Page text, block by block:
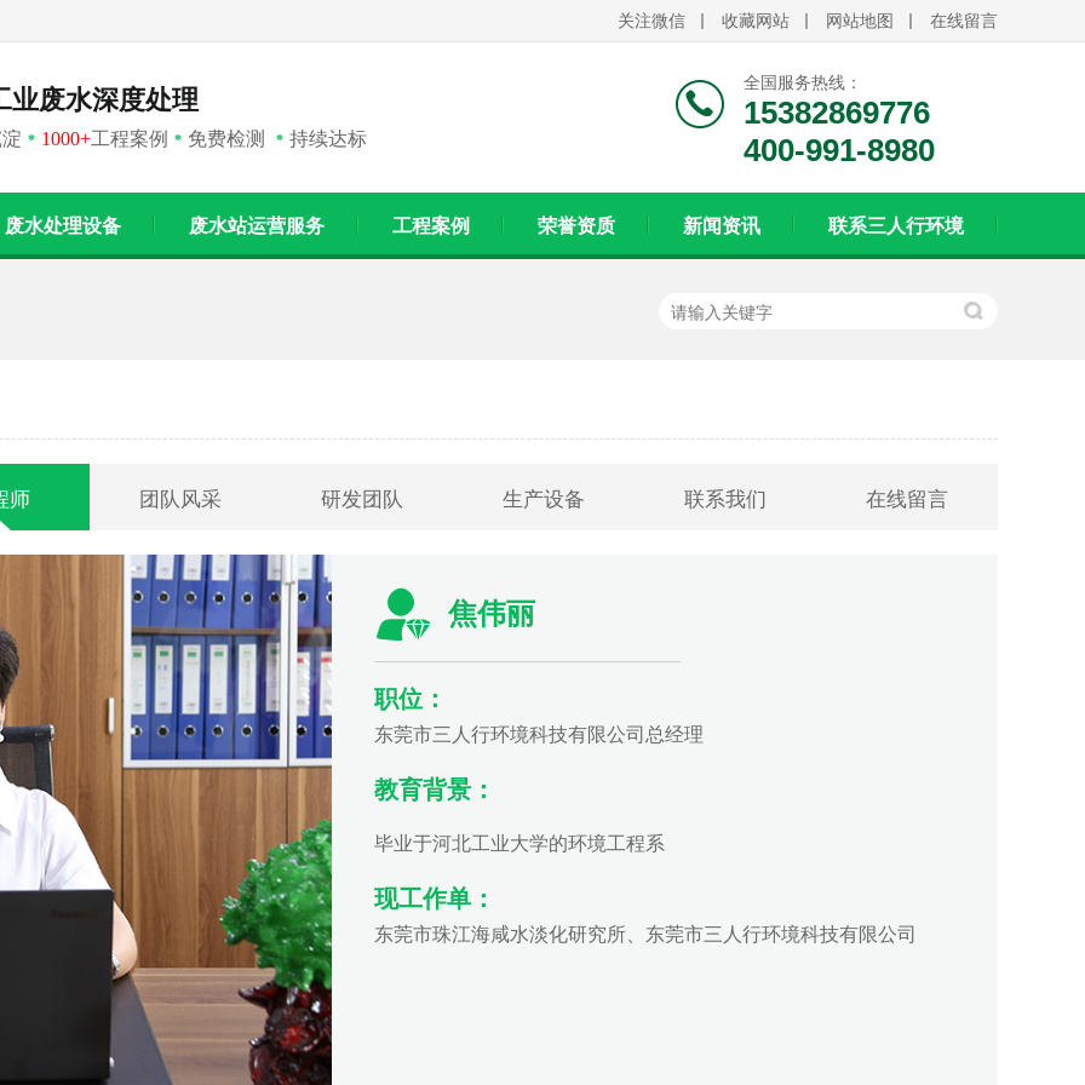
关注微信 收藏网站 网站地图 在线留言
业废水深度处理
* 1000+工程案例 * 免费检测 * 持续达标
全国服务热线：
15382869776
400-991-8980
废水处理设备 废水站运营服务 工程案例 荣誉资质 新闻资讯 联系三人行环境
师 团队风采 研发团队 生产设备 联系我们 在线留言
焦伟丽
职位：
东莞市三人行环境科技有限公司总经理
教育背景：
毕业于河北工业大学的环境工程系
现工作单：
东莞市珠江海咸水淡化研究所、东莞市三人行环境科技有限公司